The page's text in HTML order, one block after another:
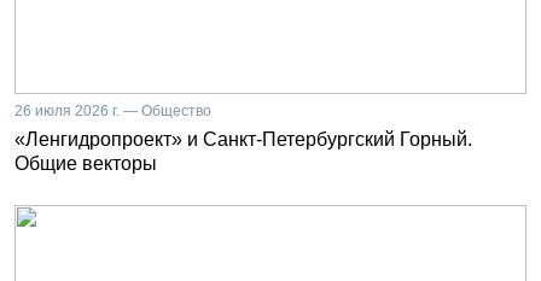
26 июля 2026 г. — Общество
«Ленгидропроект» и Санкт-Петербургский Горный.
Общие векторы